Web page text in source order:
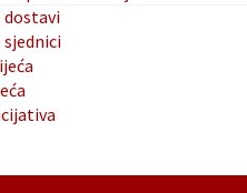
dostavi